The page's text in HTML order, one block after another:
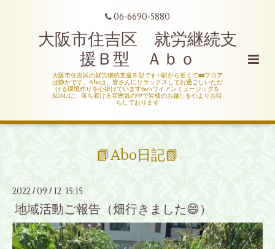
06-6690-5880
大阪市住吉区 就労継続支
援Ｂ型 Ａｂｏ
大阪市住吉区の就労継続支援Ｂ型です✨駅から近くて🚃フロア
は静かです。Aboは、皆さんにリラックスしてお過ごしいただ
ける環境作りを心掛けています☕ハワイアンミュージックを
BGM♪に、落ち着ける雰囲気の中で皆様のお越しを心よりお待
ちしております
📗Abo日記📗
2022 / 09 / 12 15:15
地域活動ご報告（畑行きました😄）